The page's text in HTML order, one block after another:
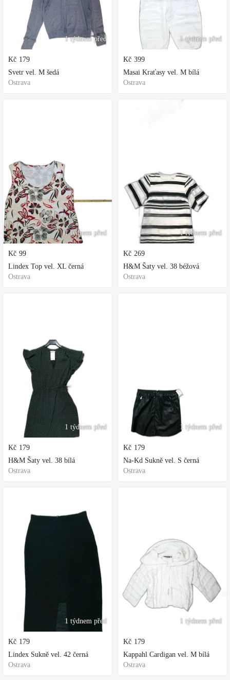
1 týdnem před
Kč 179
Svetr vel. M šedá
Ostrava
1 týdnem před
Kč 99
Lindex Top vel. XL černá
Ostrava
1 týdnem před
Kč 179
H&M Šaty vel. 38 bílá
Ostrava
1 týdnem před
Kč 179
Lindex Sukně vel. 42 černá
Ostrava
1 týdnem před
Kč 399
Masai Kraťasy vel. M bílá
Ostrava
1 týdnem před
Kč 269
H&M Šaty vel. 38 béžová
Ostrava
1 týdnem před
Kč 179
Na-Kd Sukně vel. S černá
Ostrava
1 týdnem před
Kč 179
Kappahl Cardigan vel. M bílá
Ostrava